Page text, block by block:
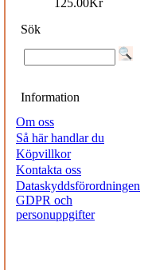
125.00Kr
Sök
Information
Om oss
Så här handlar du
Köpvillkor
Kontakta oss
Dataskyddsförordningen
GDPR och
personuppgifter